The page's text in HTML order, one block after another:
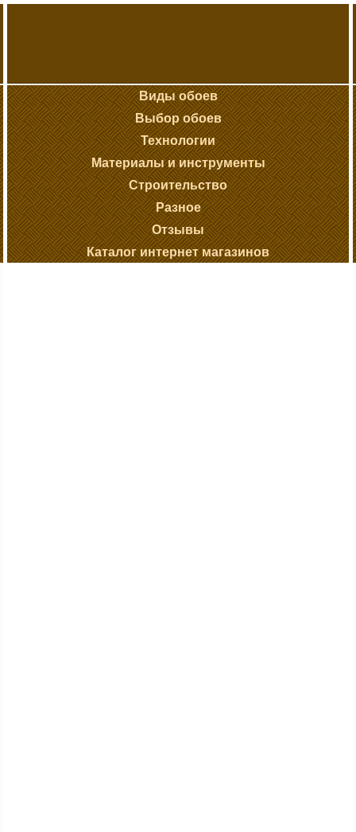
Виды обоев
Выбор обоев
Технологии
Материалы и инструменты
Строительство
Разное
Отзывы
Каталог интернет магазинов